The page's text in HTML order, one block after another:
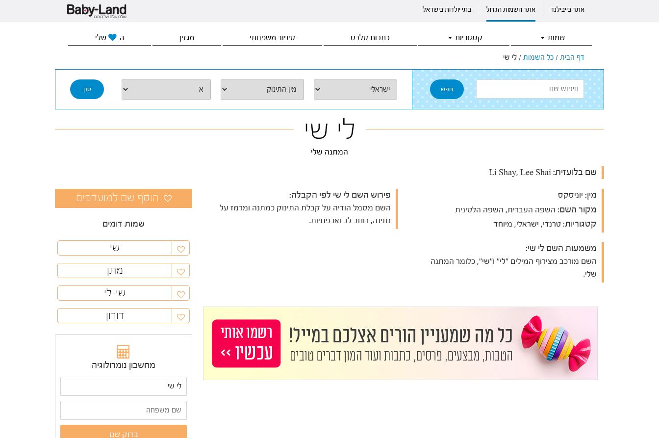
אתר בייבילנד אתר השמות הגדול בתי יולדות בישראל
שמות קטגוריות כתבות סלבס סיפור משפחתי מגזין ה- שלי
דף הבית / כל השמות / לי שי
לי שי
המתנה שלי
שם בלועזית:
מין: יוניסקס
מקור השם: השפה העברית, השפה הלטינית
קטגוריות: טרנדי, ישראלי, מיוחד
משמעות השם לי שי:
השם מורכב מצירוף המילים "לי" ו"שי", כלומר המתנה
שלי.
פירוש השם לי שי לפי הקבלה:
השם מסמל הודיה על קבלת התינוק כמתנה ומרמז על
נתינה, רוחב לב ואכפתיות.
שמות דומים
שי
מתן
שי-לי
דורון
מחשבון נומרולוגיה